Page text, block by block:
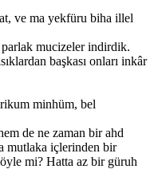
ve ma yekfüru biha illel
parlak mucizeler indirdik.
başkası onları inkâr
minhüm, bel
de ne zaman bir ahd
mutlaka içlerinden bir
mi? Hatta az bir güruh